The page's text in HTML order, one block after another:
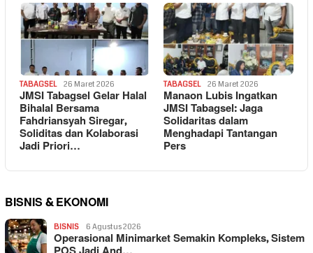
TABAGSEL 26 Maret 2026
JMSI Tabagsel Gelar Halal
Bihalal Bersama
Fahdriansyah Siregar,
Soliditas dan Kolaborasi
Jadi Priori…
TABAGSEL 26 Maret 2026
Manaon Lubis Ingatkan
JMSI Tabagsel: Jaga
Solidaritas dalam
Menghadapi Tantangan
Pers
BISNIS & EKONOMI
BISNIS 6 Agustus 2026
Operasional Minimarket Semakin Kompleks, Sistem